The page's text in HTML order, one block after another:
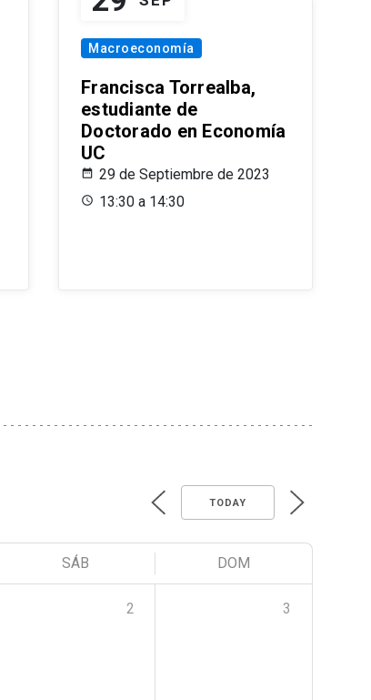
Macroeconomía
Francisca Torrealba,
estudiante de
Doctorado en Economía
UC
29 de Septiembre de 2023
13:30 a 14:30
TODAY
SÁB DOM
2 3